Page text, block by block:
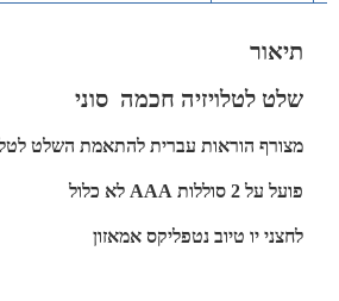
תיאור
שלט לטלויזיה חכמה סוני
מצורף הוראות עברית להתאמת השלט
פועל על 2 סוללות AAA לא כלול
לחצני יו טיוב נטפליקס אמאזון